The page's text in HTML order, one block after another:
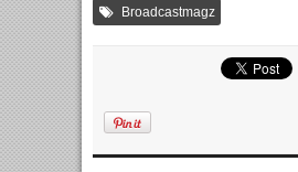
Broadcastmagz